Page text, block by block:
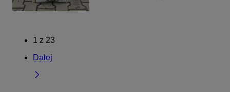
1 z 23
Dalej